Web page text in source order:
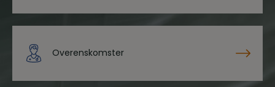
Overenskomster